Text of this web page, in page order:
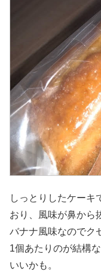
しっとりしたケーキ
おり、風味が鼻から
バナナ風味なのでク
1個あたりのが結構
いいかも。